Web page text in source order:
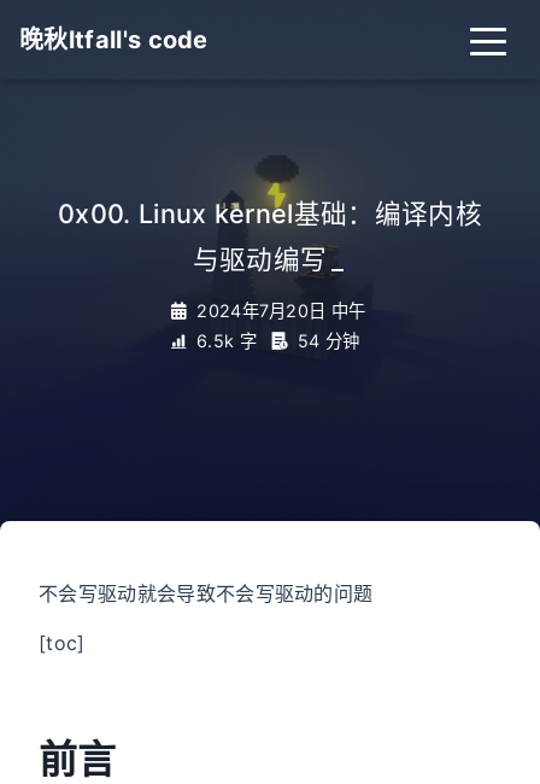
晚秋ltfall's code
0x00. Linux kernel基础：编译内核
与驱动编写_
2024年7月20日 中午
6.5k 字
54 分钟
不会写驱动就会导致不会写驱动的问题
[toc]
前言